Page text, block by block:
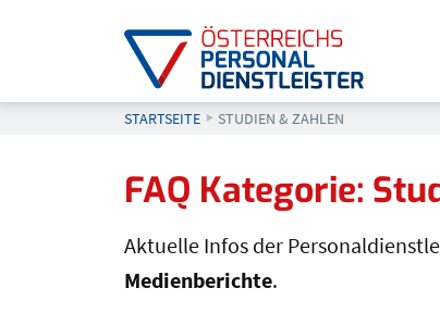
STARTSEITE AKTUELL: STUDIEN & ZAHLEN
STUDIEN & ZAHLEN
FAQ Kategorie:
Aktuelle Infos der
Medienberichte.